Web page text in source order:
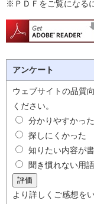
※ＰＤＦをご覧になる
アンケート
ウェブサイトの品質
ください。
分かりやすかった
探しにくかった
知りたい内容が
聞き慣れない用
より詳しくご感想を